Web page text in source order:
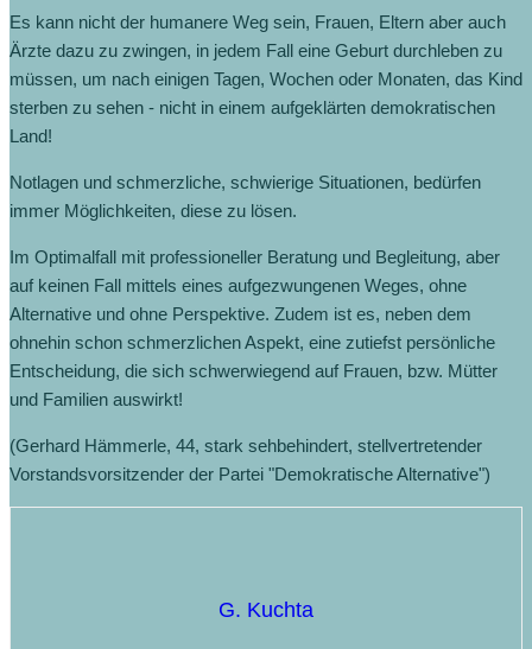
Es kann nicht der humanere Weg sein, Frauen, Eltern aber auch
Ärzte dazu zu zwingen, in jedem Fall eine Geburt durchleben zu
müssen, um nach einigen Tagen, Wochen oder Monaten, das Kind
sterben zu sehen ‐ nicht in einem aufgeklärten demokratischen
Land!
Notlagen und schmerzliche, schwierige Situationen, bedürfen
immer Möglichkeiten, diese zu lösen.
Im Optimalfall mit professioneller Beratung und Begleitung, aber
auf keinen Fall mittels eines aufgezwungenen Weges, ohne
Alternative und ohne Perspektive. Zudem ist es, neben dem
ohnehin schon schmerzlichen Aspekt, eine zutiefst persönliche
Entscheidung, die sich schwerwiegend auf Frauen, bzw. Mütter
und Familien auswirkt!
(Gerhard Hämmerle, 44, stark sehbehindert, stellvertretender
Vorstandsvorsitzender der Partei "Demokratische Alternative")
G. Kuchta